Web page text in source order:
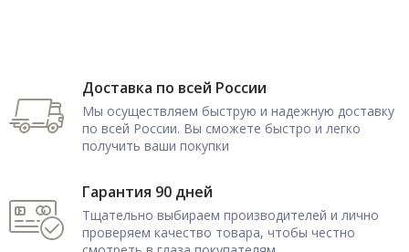
Доставка по всей России
Мы осуществляем быструю и надежную доставку
по всей России. Вы сможете быстро и легко
получить ваши покупки
Гарантия 90 дней
Тщательно выбираем производителей и лично
проверяем качество товара, чтобы честно